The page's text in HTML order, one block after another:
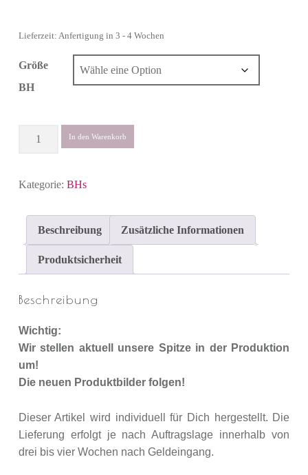
Lieferzeit: Anfertigung in 3 - 4 Wochen
Größe
BH
In den Warenkorb
Kategorie: BHs
Beschreibung Zusätzliche Informationen
Produktsicherheit
Beschreibung
Wichtig:
Wir stellen aktuell unsere Spitze in der Produktion
um!
Die neuen Produktbilder folgen!
Dieser Artikel wird individuell für Dich hergestellt. Die
Lieferung erfolgt je nach Auftragslage innerhalb von
drei bis vier Wochen nach Geldeingang.